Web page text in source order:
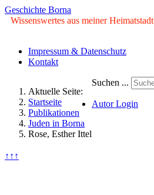
Geschichte Borna
Wissenswertes aus meiner Heimatstadt
Impressum & Datenschutz
Kontakt
Aktuelle Seite:
Startseite
Publikationen
Juden in Borna
Rose, Esther Ittel
Suchen ...
Autor Login
↑↑↑